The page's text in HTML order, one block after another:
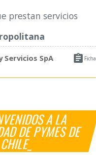
prestan servicios
 Ficha
Servicios SpA
A LA
DE PYMES DE
CHILE_